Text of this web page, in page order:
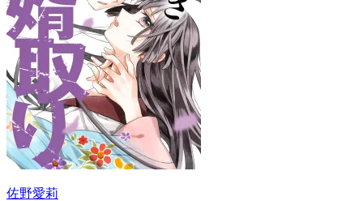
佐野愛莉